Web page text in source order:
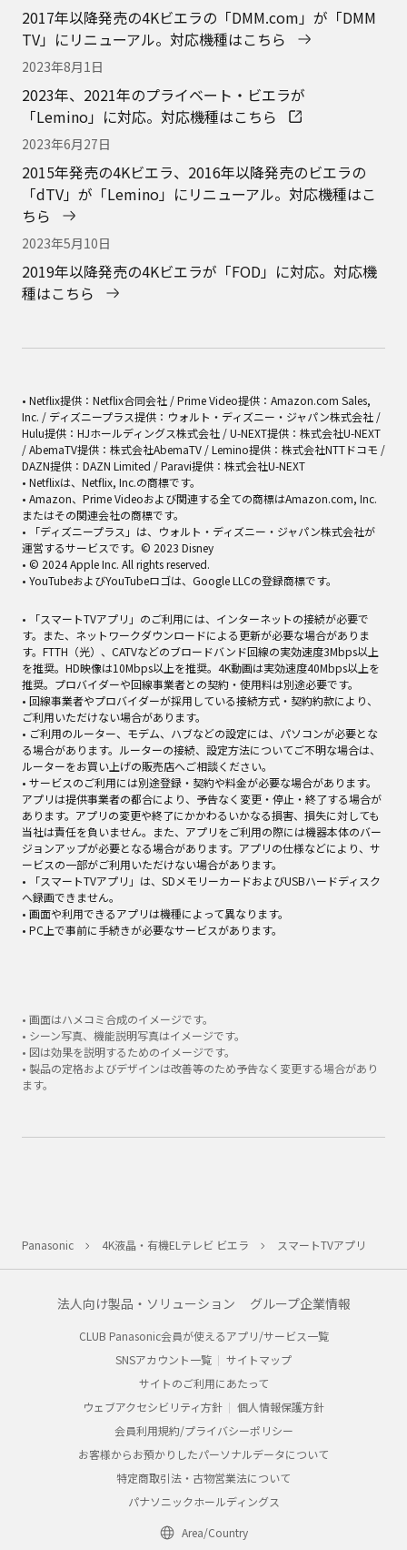
2017年以降発売の4Kビエラの「DMM.com」が「DMM
TV」にリニューアル。対応機種はこちら
2023年8月1日
2023年、2021年のプライベート・ビエラが
「Lemino」に対応。対応機種はこちら
2023年6月27日
2015年発売の4Kビエラ、2016年以降発売のビエラの
「dTV」が「Lemino」にリニューアル。対応機種はこ
ちら
2023年5月10日
2019年以降発売の4Kビエラが「FOD」に対応。対応機
種はこちら
• Netflix提供：Netflix合同会社 / Prime Video提供：Amazon.com Sales,
Inc. / ディズニープラス提供：ウォルト・ディズニー・ジャパン株式会社 /
Hulu提供：HJホールディングス株式会社 / U-NEXT提供：株式会社U-NEXT
/ AbemaTV提供：株式会社AbemaTV / Lemino提供：株式会社NTTドコモ /
DAZN提供：DAZN Limited / Paravi提供：株式会社U-NEXT
• Netflixは、Netflix, Inc.の商標です。
• Amazon、Prime Videoおよび関連する全ての商標はAmazon.com, Inc.
またはその関連会社の商標です。
• 「ディズニープラス」は、ウォルト・ディズニー・ジャパン株式会社が
運営するサービスです。© 2023 Disney
• © 2024 Apple Inc. All rights reserved.
• YouTubeおよびYouTubeロゴは、Google LLCの登録商標です。
• 「スマートTVアプリ」のご利用には、インターネットの接続が必要で
す。また、ネットワークダウンロードによる更新が必要な場合がありま
す。FTTH（光）、CATVなどのブロードバンド回線の実効速度3Mbps以上
を推奨。HD映像は10Mbps以上を推奨。4K動画は実効速度40Mbps以上を
推奨。プロバイダーや回線事業者との契約・使用料は別途必要です。
• 回線事業者やプロバイダーが採用している接続方式・契約約款により、
ご利用いただけない場合があります。
• ご利用のルーター、モデム、ハブなどの設定には、パソコンが必要とな
る場合があります。ルーターの接続、設定方法についてご不明な場合は、
ルーターをお買い上げの販売店へご相談ください。
• サービスのご利用には別途登録・契約や料金が必要な場合があります。
アプリは提供事業者の都合により、予告なく変更・停止・終了する場合が
あります。アプリの変更や終了にかかわるいかなる損害、損失に対しても
当社は責任を負いません。また、アプリをご利用の際には機器本体のバー
ジョンアップが必要となる場合があります。アプリの仕様などにより、サ
ービスの一部がご利用いただけない場合があります。
• 「スマートTVアプリ」は、SDメモリーカードおよびUSBハードディスク
へ録画できません。
• 画面や利用できるアプリは機種によって異なります。
• PC上で事前に手続きが必要なサービスがあります。
• 画面はハメコミ合成のイメージです。
• シーン写真、機能説明写真はイメージです。
• 図は効果を説明するためのイメージです。
• 製品の定格およびデザインは改善等のため予告なく変更する場合があり
ます。
Panasonic 4K液晶・有機ELテレビ ビエラ スマートTVアプリ
法人向け製品・ソリューション グループ企業情報
CLUB Panasonic会員が使えるアプリ/サービス一覧
SNSアカウント一覧
サイトマップ
サイトのご利用にあたって
ウェブアクセシビリティ方針
個人情報保護方針
会員利用規約/プライバシーポリシー
お客様からお預かりしたパーソナルデータについて
特定商取引法・古物営業法について
パナソニックホールディングス
Area/Country